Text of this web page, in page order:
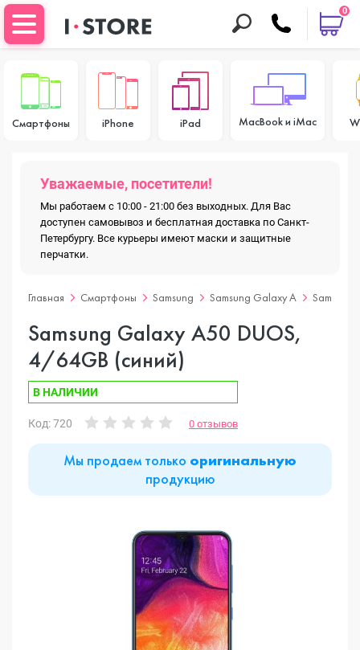
0
Смартфоны iPhone iPad MacBook и iMac
Уважаемые, посетители!
Мы работаем с 10:00 - 21:00 без выходных. Для Вас
доступен самовывоз и бесплатная доставка по Санкт-
Петербургу. Все курьеры имеют маски и защитные
перчатки.
Главная Смартфоны Samsung Samsung Galaxy A Samsung
Samsung Galaxy A50 DUOS,
4/64GB (синий)
В НАЛИЧИИ
Код: 720 0 отзывов
Мы продаем только оригинальную
продукцию